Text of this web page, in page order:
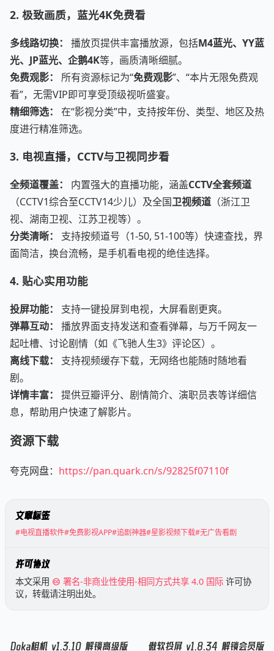
2. 极致画质，蓝光4K免费看
多线路切换： 播放页提供丰富播放源，包括M4蓝光、YY蓝
光、JP蓝光、企鹅4K等，画质清晰细腻。
免费观影：
所有资源标记为“免费观影”、“本片无限免费观
看”，无需VIP即可享受顶级视听盛宴。
精细筛选：
在“影视分类”中，支持按年份、类型、地区及热
度进行精准筛选。
3. 电视直播，CCTV与卫视同步看
全频道覆盖： 内置强大的直播功能，涵盖CCTV全套频道
（CCTV1综合至CCTV14少儿）及全国卫视频道 （浙江卫
视、湖南卫视、江苏卫视等）。
分类清晰：
支持按频道号（1-50, 51-100等）快速查找，界
面简洁，换台流畅，是手机看电视的绝佳选择。
4. 贴心实用功能
投屏功能：
支持一键投屏到电视，大屏看剧更爽。
弹幕互动：
播放界面支持发送和查看弹幕，与万千网友一
起吐槽、讨论剧情（如《飞驰人生3》评论区）。
离线下载：
支持视频缓存下载，无网络也能随时随地看
剧。
详情丰富：
提供豆瓣评分、剧情简介、演职员表等详细信
息，帮助用户快速了解影片。
资源下载
夸克网盘： https://pan.quark.cn/s/92825f07110f
文章标签
#电视直播软件#免费影视APP#追剧神器#星影视频下载#无广告看剧
许可协议
本文采用 署名-非商业性使用-相同方式共享 4.0 国际 许可协
议，转载请注明出处。
Doka相机 v1.3.10 解锁高级版 傲软投屏 v1.8.34 解锁会员版